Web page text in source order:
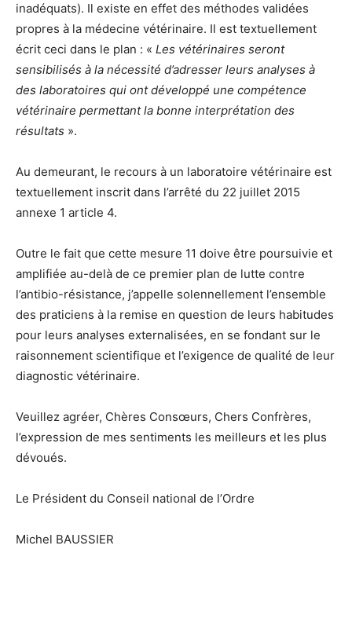
inadéquats). Il existe en effet des méthodes validées
propres à la médecine vétérinaire. Il est textuellement
écrit ceci dans le plan : « Les vétérinaires seront
sensibilisés à la nécessité d’adresser leurs analyses à
des laboratoires qui ont développé une compétence
vétérinaire permettant la bonne interprétation des
résultats ».
Au demeurant, le recours à un laboratoire vétérinaire est
textuellement inscrit dans l’arrêté du 22 juillet 2015
annexe 1 article 4.
Outre le fait que cette mesure 11 doive être poursuivie et
amplifiée au-delà de ce premier plan de lutte contre
l’antibio-résistance, j’appelle solennellement l’ensemble
des praticiens à la remise en question de leurs habitudes
pour leurs analyses externalisées, en se fondant sur le
raisonnement scientifique et l’exigence de qualité de leur
diagnostic vétérinaire.
Veuillez agréer, Chères Consœurs, Chers Confrères,
l’expression de mes sentiments les meilleurs et les plus
dévoués.
Le Président du Conseil national de l’Ordre
Michel BAUSSIER